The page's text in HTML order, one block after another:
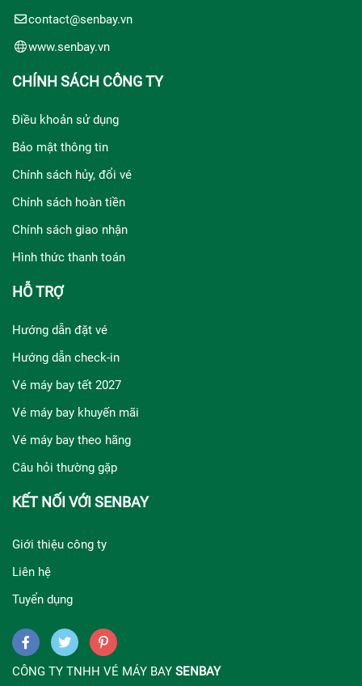
contact@senbay.vn
www.senbay.vn
CHÍNH SÁCH CÔNG TY
Điều khoản sử dụng
Bảo mật thông tin
Chính sách hủy, đổi vé
Chính sách hoàn tiền
Chính sách giao nhận
Hình thức thanh toán
HỖ TRỢ
Hướng dẫn đặt vé
Hướng dẫn check-in
Vé máy bay tết 2027
Vé máy bay khuyến mãi
Vé máy bay theo hãng
Câu hỏi thường gặp
KẾT NỐI VỚI SENBAY
Giới thiệu công ty
Liên hệ
Tuyển dụng
CÔNG TY TNHH VÉ MÁY BAY SENBAY